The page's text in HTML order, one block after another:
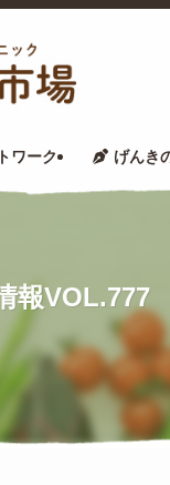
ワーク げんき
報